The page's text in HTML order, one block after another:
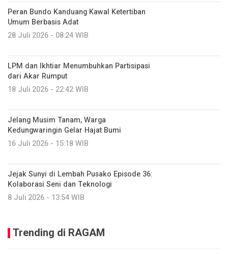
Peran Bundo Kanduang Kawal Ketertiban
Umum Berbasis Adat
28 Juli 2026 - 08:24 WIB
LPM dan Ikhtiar Menumbuhkan Partisipasi
dari Akar Rumput
18 Juli 2026 - 22:42 WIB
Jelang Musim Tanam, Warga
Kedungwaringin Gelar Hajat Bumi
16 Juli 2026 - 15:18 WIB
Jejak Sunyi di Lembah Pusako Episode 36:
Kolaborasi Seni dan Teknologi
8 Juli 2026 - 13:54 WIB
Trending di RAGAM